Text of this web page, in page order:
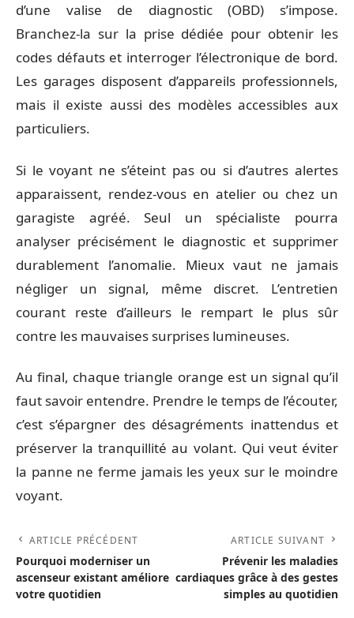
d’une valise de diagnostic (OBD) s’impose.
Branchez-la sur la prise dédiée pour obtenir les
codes défauts et interroger l’électronique de bord.
Les garages disposent d’appareils professionnels,
mais il existe aussi des modèles accessibles aux
particuliers.
Si le voyant ne s’éteint pas ou si d’autres alertes
apparaissent, rendez-vous en atelier ou chez un
garagiste agréé. Seul un spécialiste pourra
analyser précisément le diagnostic et supprimer
durablement l’anomalie. Mieux vaut ne jamais
négliger un signal, même discret. L’entretien
courant reste d’ailleurs le rempart le plus sûr
contre les mauvaises surprises lumineuses.
Au final, chaque triangle orange est un signal qu’il
faut savoir entendre. Prendre le temps de l’écouter,
c’est s’épargner des désagréments inattendus et
préserver la tranquillité au volant. Qui veut éviter
la panne ne ferme jamais les yeux sur le moindre
voyant.
ARTICLE PRÉCÉDENT
Pourquoi moderniser un
ascenseur existant améliore
votre quotidien
ARTICLE SUIVANT
Prévenir les maladies
cardiaques grâce à des gestes
simples au quotidien